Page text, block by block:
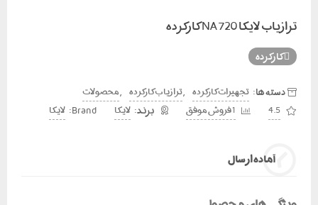
ترازیاب لایکا NA720 کارکرده
کارکرده
دسته ها: تجهیزات کارکرده ,ترازیاب کارکرده ,محصولات
4.5
1 فروش موفق لایکا Brand: لایکا
آماده ارسال